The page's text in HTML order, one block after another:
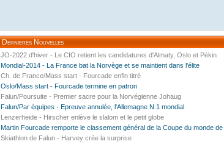
Dernieres Nouvelles
JO-2022 d'hiver - Le CIO retient les candidatures d'Almaty, Oslo et Pékin
Mondial-2014 - La France bat la Norvège et se maintient dans l'élite
Ch. de France/Mass start - Fourcade enfin titré
Oslo/Mass start - Fourcade termine en patron
Falun/Poursuite - Premier sacre pour la Norvégienne Johaug
Falun/Par équipes - Epreuve annulée, l'Allemagne N.1 mondial
Lenzerheide - Hirscher enlève le slalom et le petit globe
Martin Fourcade remporte le classement général de la Coupe du monde de
Skiathlon de Falun - Harvey crée la surprise